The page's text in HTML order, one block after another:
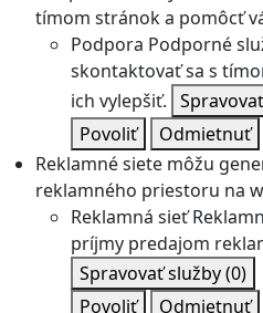
tímom stránok a pomôcť
Podpora Podporné
skontaktovať sa s
ich vylepšiť.
Povoliť
Odmietnuť
Reklamné siete môžu
reklamného priestoru na
Reklamná sieť
príjmy predajom
Spravovať služby(0)
Povoliť
Odmietnuť